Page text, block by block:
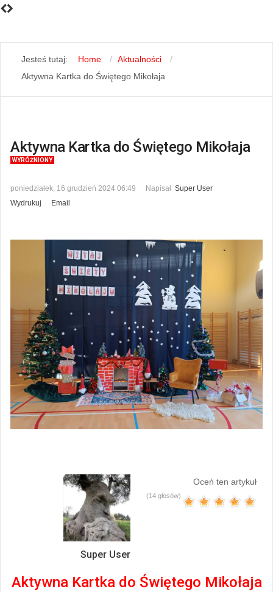
Jesteś tutaj: Home
Aktualności
Aktywna Kartka do Świętego Mikołaja
Aktywna Kartka do Świętego Mikołaja
WYRÓŻNIONY
poniedziałek, 16 grudzień 2024 06:49 Napisał Super User
Wydrukuj
Email
Super User
Oceń ten artykuł
(14 głosów)
Aktywna Kartka do Świętego Mikołaja